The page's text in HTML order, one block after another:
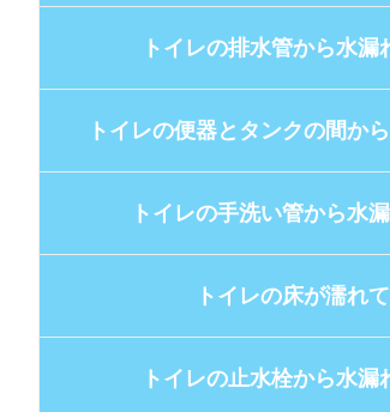
トイレの排水管から水漏
トイレの便器とタンクの間か
トイレの手洗い管から水
トイレの床が濡れ
トイレの止水栓から水漏